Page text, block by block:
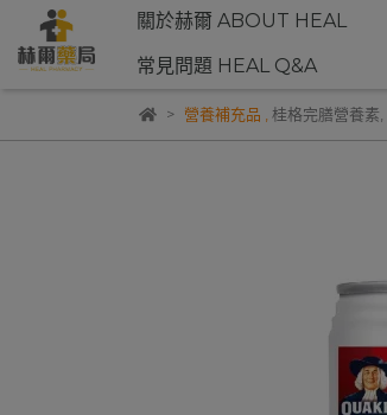
關於赫爾 ABOUT HEAL
常見問題 HEAL Q&A
營養補充品 桂格完膳營養素